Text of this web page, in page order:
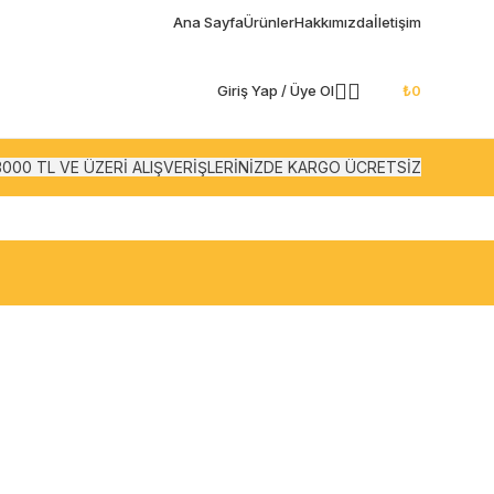
Ana SayfaÜrünlerHakkımızdaİletişim
Giriş Yap / Üye Ol ₺0
TL VE ÜZERİ ALIŞVERİŞLERİNİZDE KARGO ÜCRETSİZ